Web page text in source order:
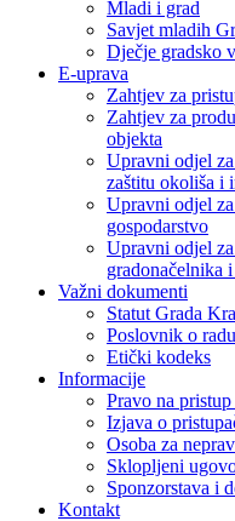
Mladi i grad
Savjet mladih
Dječje gradsko
E-uprava
Zahtjev za
Zahtjev za
objekta
Upravni odjel
zaštitu okoliša i
Upravni odjel
gospodarstvo
Upravni odjel
gradonačelnika
Važni dokumenti
Statut Grada
Poslovnik o
Etički kodeks
Informacije
Pravo na
Izjava o
Osoba za
Sklopljeni
Sponzorstava i
Kontakt